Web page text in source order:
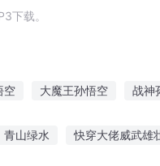
下载。
空 大魔王孙悟空 战神
孙悟空空如也 万界战神
青山绿水 快穿大佬威武雄